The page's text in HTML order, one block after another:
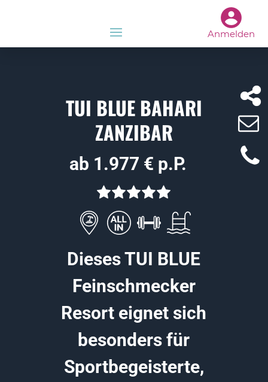
Anmelden
TUI BLUE BAHARI
ZANZIBAR
ab 1.977 € p.P.
Dieses TUI BLUE
Feinschmecker
Resort eignet sich
besonders für
Sportbegeisterte,